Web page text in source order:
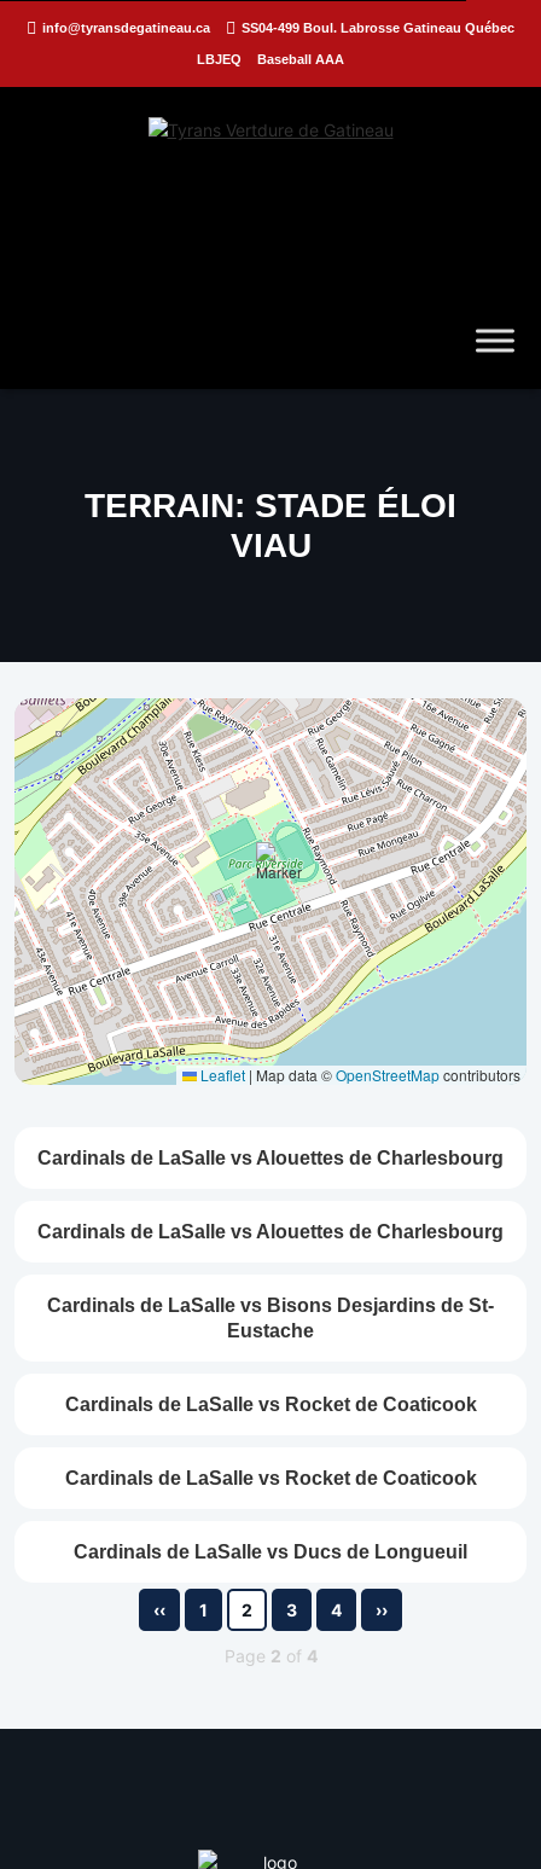
info@tyransdegatineau.ca SS04-499 Boul. Labrosse Gatineau Québec
LBJEQ Baseball AAA
TERRAIN: STADE ÉLOI
VIAU
Leaflet | Map data ©OpenStreetMapcontributors
Cardinals de LaSalle vs Alouettes de Charlesbourg
Cardinals de LaSalle vs Alouettes de Charlesbourg
Cardinals de LaSalle vs Bisons Desjardins de St-
Eustache
Cardinals de LaSalle vs Rocket de Coaticook
Cardinals de LaSalle vs Rocket de Coaticook
Cardinals de LaSalle vs Ducs de Longueuil
‹‹ 1 2 3 4 ››
Page 2 of 4